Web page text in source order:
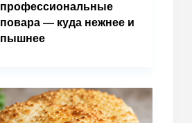
профессиональные
повара — куда нежнее и
пышнее